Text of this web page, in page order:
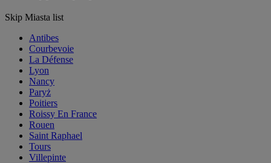
Skip Miasta list
Antibes
Courbevoie
La Défense
Lyon
Nancy
Paryż
Poitiers
Roissy En France
Rouen
Saint Raphael
Tours
Villepinte